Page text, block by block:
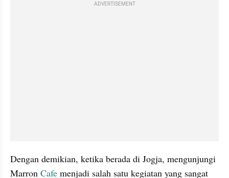
ADVERTISEMENT
Dengan demikian, ketika berada di Jogja, mengunjungi
Marron Cafe menjadi salah satu kegiatan yang sangat